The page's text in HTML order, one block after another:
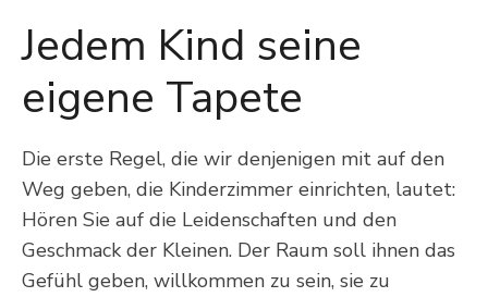
Jedem Kind seine
eigene Tapete
Die erste Regel, die wir denjenigen mit auf den
Weg geben, die Kinderzimmer einrichten, lautet:
Hören Sie auf die Leidenschaften und den
Geschmack der Kleinen. Der Raum soll ihnen das
Gefühl geben, willkommen zu sein, sie zu